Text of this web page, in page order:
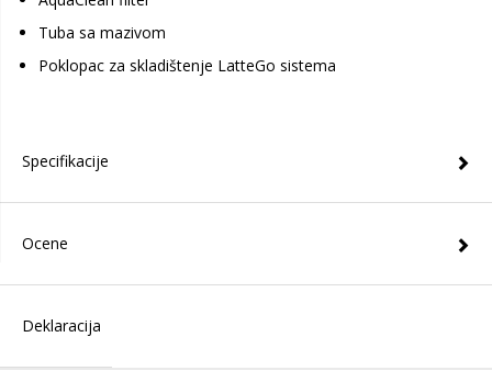
Tuba sa mazivom
Poklopac za skladištenje LatteGo sistema
Specifikacije
Ocene
Deklaracija